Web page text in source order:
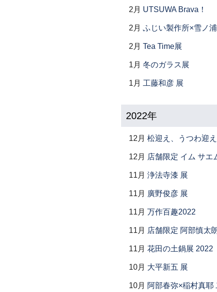
2月 UTSUWA Brava！
2月 ふじい製作所×雪ノ
2月 Tea Time展
1月 冬のガラス展
1月 工藤和彦 展
2022年
12月 松迎え、うつわ迎
12月 店舗限定 イム サ
11月 浄法寺漆 展
11月 廣野俊彦 展
11月 万作百趣2022
11月 店舗限定 阿部慎太
11月 花田の土鍋展 2022
10月 大平新五 展
10月 阿部春弥×稲村真耶